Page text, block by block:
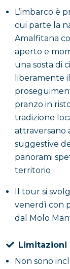
e gastronomia
L’esperienza
carburante, le
ristorante
pasti extra,
annullamento,
prenotazione.
Costiera
borghi storici e
L’imbarco è
cui parte la
Amalfitana
aperto e
una sosta di
liberamente
pranzo in
tradizione
attraversano
suggestive
panorami
territorio
Il tour si
venerdì con
dal Molo
Limitazioni
Non sono